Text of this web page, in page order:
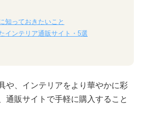
知っておきたいこと
インテリア通販サイト・5選
や、インテリアをより華やかに彩
通販サイトで手軽に購入すること